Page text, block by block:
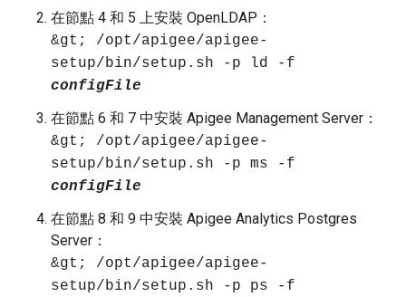
在節點 4 和 5 上安裝 OpenLDAP：
&gt; /opt/apigee/apigee-
setup/bin/setup.sh -p ld -f
configFile
在節點 6 和 7 中安裝 Apigee Management Server：
&gt; /opt/apigee/apigee-
setup/bin/setup.sh -p ms -f
configFile
在節點 8 和 9 中安裝 Apigee Analytics Postgres
Server：
&gt; /opt/apigee/apigee-
setup/bin/setup.sh -p ps -f